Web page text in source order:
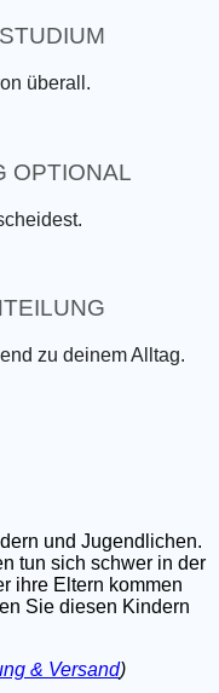
überall.
OPTIONAL
zu deinem Alltag.
und Jugendlichen.
tun sich schwer in der
ihre Eltern kommen
Sie diesen Kindern
& Versand)